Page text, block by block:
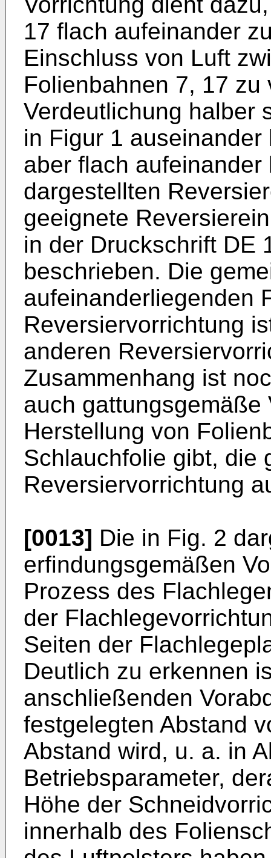
17 flach aufeinander
Einschluss von Luft
Folienbahnen 7, 17 zu
Verdeutlichung halber
in Figur 1
aber flach
dargestellten
geeignete
in der Druckschrift DE
beschrieben. Die
aufeinanderliegenden
Reversiervorrichtung
anderen
Zusammenhang ist
auch gattungsgemäße
Herstellung von
Schlauchfolie gibt, die
Reversiervorrichtung
[0013] Die in Fig. 2
erfindungsgemäßen
Prozess des
der
Seiten der
Deutlich zu erkennen
anschließenden
festgelegten Abstand
Abstand wird, u. a. in
Betriebsparameter,
Höhe der
innerhalb des